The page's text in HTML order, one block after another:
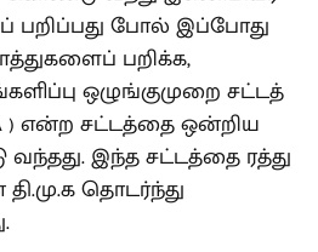
பறிப்பது போல் இப்போது
பறிக்க,
ஒழுங்குமுறை சட்டத்
) என்ற சட்டத்தை ஒன்றிய
இந்த சட்டத்தை ரத்து
தொடர்ந்து